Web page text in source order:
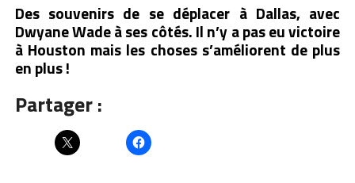
Des souvenirs de se déplacer à Dallas, avec
Dwyane Wade à ses côtés. Il n’y a pas eu victoire
à Houston mais les choses s’améliorent de plus
en plus !
Partager :